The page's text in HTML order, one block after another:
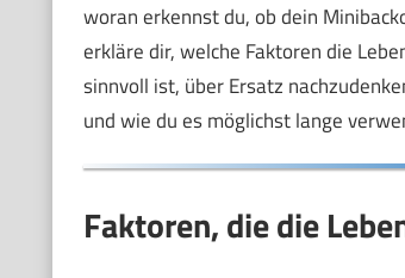
woran erkennst du, ob dein
erkläre dir, welche Faktoren die
sinnvoll ist, über Ersatz
und wie du es möglichst lange
Faktoren, die die